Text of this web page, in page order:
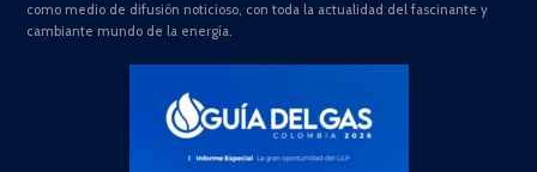
como medio de difusión noticioso, con toda la actualidad del fascinante y
cambiante mundo de la energía.